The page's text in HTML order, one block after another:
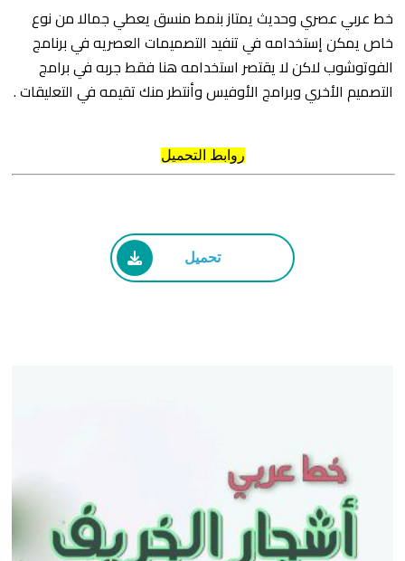
خط عربي عصري وحديث يمتاز بنمط منسق يعطي جمالا من نوع
خاص يمكن إستخدامه في تنفيد التصميمات العصريه في برنامج
الفوتوشوب لاكن لا يقتصر استخدامه هنا فقط جربه في برامج
التصميم الأخري وبرامج الأوفيس وأنتطر منك تقيمه في التعليقات .
روابط التحميل
تحميل